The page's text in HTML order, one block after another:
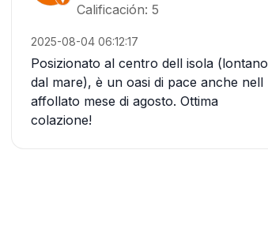
Calificación: 5
2025-08-04 06:12:17
Posizionato al centro dell isola (lontano
dal mare), è un oasi di pace anche nell
affollato mese di agosto. Ottima
colazione!